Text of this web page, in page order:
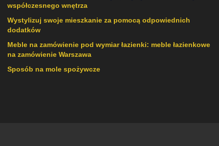
współczesnego wnętrza
Wystylizuj swoje mieszkanie za pomocą odpowiednich
dodatków
Meble na zamówienie pod wymiar łazienki: meble łazienkowe
na zamówienie Warszawa
Sposób na mole spożywcze